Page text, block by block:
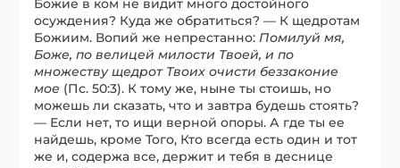
Божие в ком не видит много достойного
осуждения? Куда же обратиться? — К щедротам
Божиим. Вопий же непрестанно: Помилуй мя,
Боже, по велицей милости Твоей, и по
множеству щедрот Твоих очисти беззаконие
мое (Пс. 50:3). К тому же, ныне ты стоишь, но
можешь ли сказать, что и завтра будешь стоять?
— Если нет, то ищи верной опоры. А где ты ее
найдешь, кроме Того, Кто всегда есть один и тот
же и, содержа все, держит и тебя в деснице